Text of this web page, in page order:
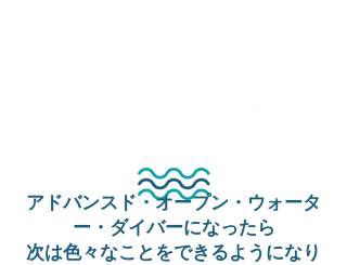
アドバンスド・オープン・ウォータ
ー・ダイバーになったら
次は色々なことをできるようになり